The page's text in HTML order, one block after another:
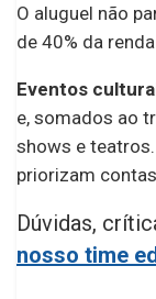
O aluguel não
de 40% da
Eventos
e, somados ao
shows e
priorizam
Dúvidas,
nosso time